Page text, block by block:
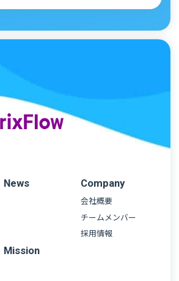
News
Company
会社概要
チームメンバー
採用情報
Mission